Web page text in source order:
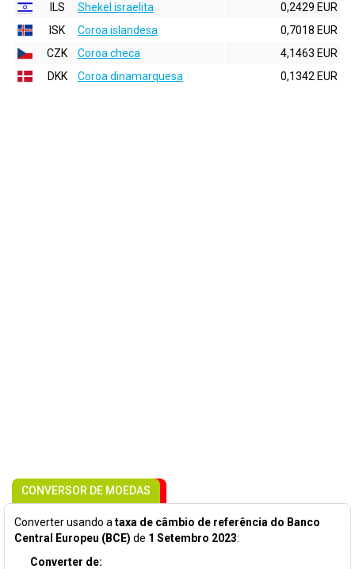
ILS
Shekel israelita
0,2429 EUR
ISK
Coroa islandesa
0,7018 EUR
CZK
Coroa checa
4,1463 EUR
DKK
Coroa dinamarquesa 0,1342 EUR
CONVERSOR DE MOEDAS
Converter usando a taxa de câmbio de referência do Banco
Central Europeu (BCE) de 1 Setembro 2023:
Converter de: